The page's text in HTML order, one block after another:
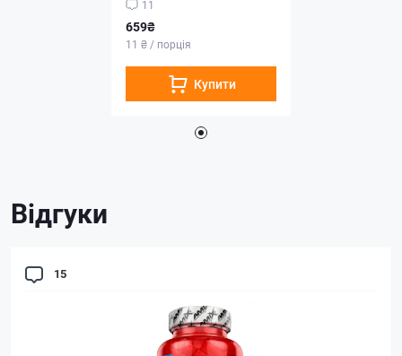
11
659₴
11 ₴ / порція
Купити
Відгуки
15